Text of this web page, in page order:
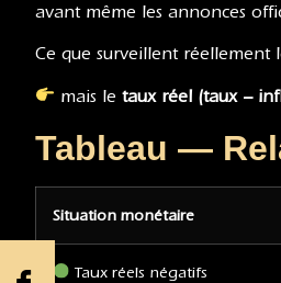
avant même les annonces
Ce que surveillent réellement
mais letaux réel (taux −
Tableau —
Situation monétaire
Taux réels négatifs